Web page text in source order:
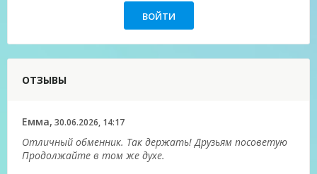
ОТЗЫВЫ
Емма, 30.06.2026, 14:17
Отличный обменник. Так держать! Друзьям посоветую
Продолжайте в том же духе.